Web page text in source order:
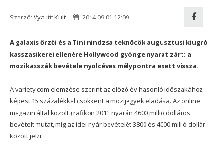
Szerző: Vya itt: Kult 2014.09.01 12:09
A galaxis őrzői és a Tini nindzsa teknőcök augusztusi kiugró
kasszasikerei ellenére Hollywood gyönge nyarat zárt: a
mozikasszák bevétele nyolcéves mélypontra esett vissza.
A variety.com elemzése szerint az előző év hasonló időszakához
képest 15 százalékkal csökkent a mozijegyek eladása. Az online
magazin által közölt grafikon 2013 nyarán 4600 millió dolláros
bevételt mutat, míg az idei nyár bevételét 3800 és 4000 millió dollár
között jelzi.